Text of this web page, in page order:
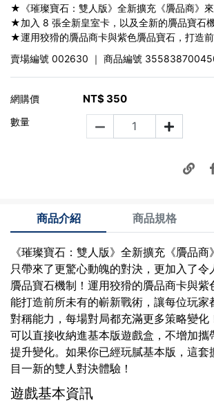
★《璀璨寶石：雙人版》全新擴充《贗品商》來
★加入 8 張全新皇室卡，以及全新的贗品寶石機
★運用狡猾的贗品商卡與紫色贗品寶石，打造前
賣場編號 002630 ｜ 商品編號
網購價 NT$350
數量
商品介紹 商品規格
《璀璨寶石：雙人版》全新擴充《贗品
只帶來了更驚心動魄的對決，更加入了令
贗品寶石機制！運用狡猾的贗品商卡與紫
能打造前所未有的嶄新戰術，讓每位玩家
對稱能力，每場對局都充滿更多策略變化
可以直接收納進基本版遊戲盒，不增加攜
提升變化。如果你已經玩膩基本版，這套
目一新的雙人對決體驗！
遊戲基本資訊